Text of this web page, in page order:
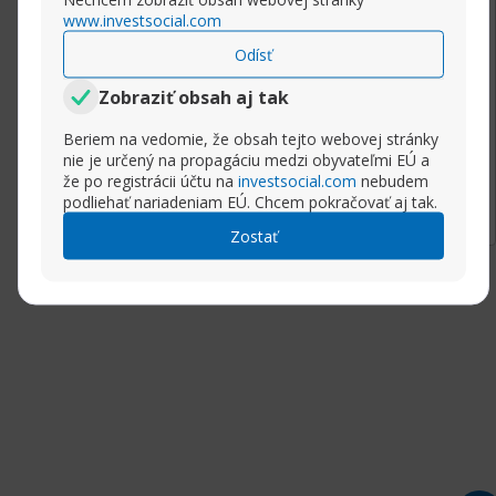
www.investsocial.com
Odísť
Zobraziť obsah aj tak
Beriem na vedomie, že obsah tejto webovej stránky
nie je určený na propagáciu medzi obyvateľmi EÚ a
že po registrácii účtu na investsocial.com nebudem
podliehať nariadeniam EÚ. Chcem pokračovať aj tak.
Zostať
This post was created with XRumer 23
StrongAI.
Good luck :)
Rozbaliť príspevok